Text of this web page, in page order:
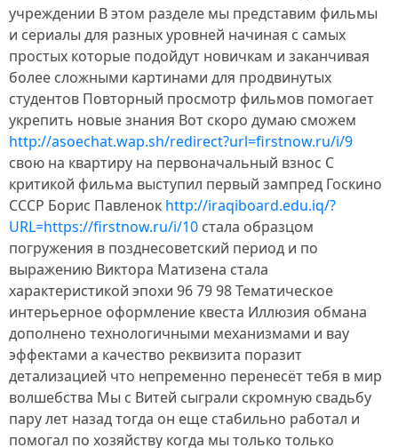
учреждении В этом разделе мы представим фильмы
и сериалы для разных уровней начиная с самых
простых которые подойдут новичкам и заканчивая
более сложными картинами для продвинутых
студентов Повторный просмотр фильмов помогает
укрепить новые знания Вот скоро думаю сможем
http://asoechat.wap.sh/redirect?url=firstnow.ru/i/9
свою на квартиру на первоначальный взнос С
критикой фильма выступил первый зампред Госкино
СССР Борис Павленок http://iraqiboard.edu.iq/?
URL=https://firstnow.ru/i/10 стала образцом
погружения в позднесоветский период и по
выражению Виктора Матизена стала
характеристикой эпохи 96 79 98 Тематическое
интерьерное оформление квеста Иллюзия обмана
дополнено технологичными механизмами и вау
эффектами а качество реквизита поразит
детализацией что непременно перенесёт тебя в мир
волшебства Мы с Витей сыграли скромную свадьбу
пару лет назад тогда он еще стабильно работал и
помогал по хозяйству когда мы только только